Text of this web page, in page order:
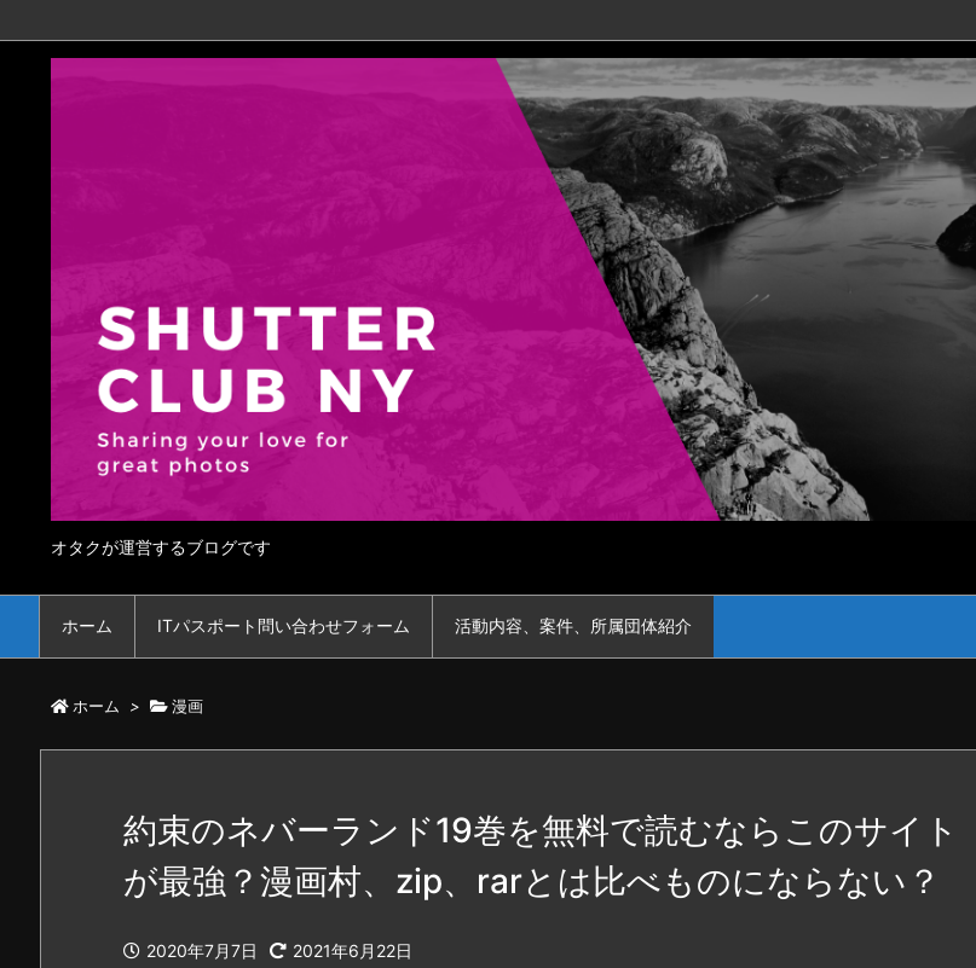
オタクが運営するブログです
ホーム ITパスポート問い合わせフォーム 活動内容、案件、所属団体紹介
ホーム > 漫画
約束のネバーランド19巻を無料で読むならこのサイト
が最強？漫画村、zip、rarとは比べものにならない？
2020年7月7日 2021年6月22日